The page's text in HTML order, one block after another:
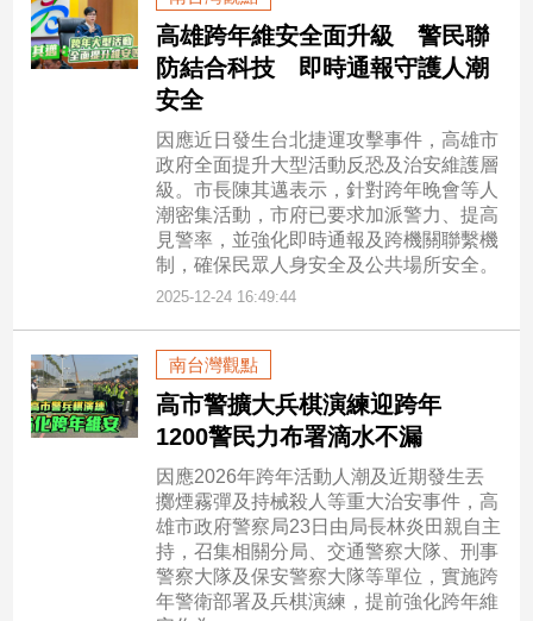
高雄跨年維安全面升級 警民聯
防結合科技 即時通報守護人潮
安全
因應近日發生台北捷運攻擊事件，高雄市
政府全面提升大型活動反恐及治安維護層
級。市長陳其邁表示，針對跨年晚會等人
潮密集活動，市府已要求加派警力、提高
見警率，並強化即時通報及跨機關聯繫機
制，確保民眾人身安全及公共場所安全。
2025-12-24 16:49:44
南台灣觀點
高市警擴大兵棋演練迎跨年
1200警民力布署滴水不漏
因應2026年跨年活動人潮及近期發生丟
擲煙霧彈及持械殺人等重大治安事件，高
雄市政府警察局23日由局長林炎田親自主
持，召集相關分局、交通警察大隊、刑事
警察大隊及保安警察大隊等單位，實施跨
年警衛部署及兵棋演練，提前強化跨年維